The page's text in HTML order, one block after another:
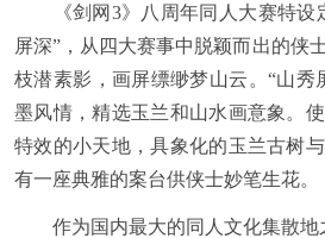
《剑网3》八周年同人大赛特设
屏深”，从四大赛事中脱颖而出的侠
枝潜素影，画屏缥缈梦山云。“山秀
墨风情，精选玉兰和山水画意象。
特效的小天地，具象化的玉兰古树
有一座典雅的案台供侠士妙笔生花。
作为国内最大的同人文化集散地